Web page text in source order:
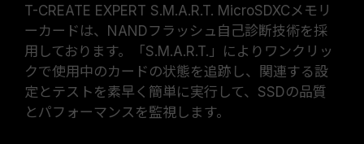
T-CREATE EXPERT S.M.A.R.T. MicroSDXCメモリ
ーカードは、NANDフラッシュ自己診断技術を採
用しております。「S.M.A.R.T.」によりワンクリッ
クで使用中のカードの状態を追跡し、関連する設
定とテストを素早く簡単に実行して、SSDの品質
とパフォーマンスを監視します。